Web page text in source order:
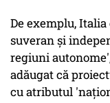
De exemplu,
suveran şi
regiuni
adăugat că
cu atributul